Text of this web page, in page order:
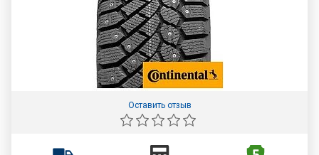
Оставить отзыв